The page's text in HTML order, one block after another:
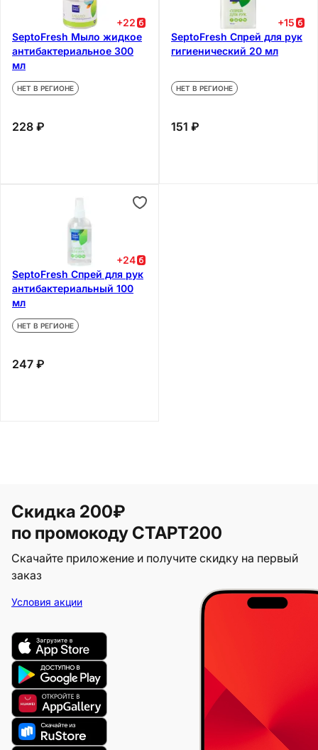
+22
SeptoFresh Мыло жидкое
антибактериальное 300
мл
НЕТ В РЕГИОНЕ
228 ₽
+15
SeptoFresh Спрей для рук
гигиенический 20 мл
НЕТ В РЕГИОНЕ
151 ₽
+24
SeptoFresh Спрей для рук
антибактериальный 100
мл
НЕТ В РЕГИОНЕ
247 ₽
Скидка 200₽
по промокоду СТАРТ200
Скачайте приложение и получите скидку на первый
заказ
Условия акции